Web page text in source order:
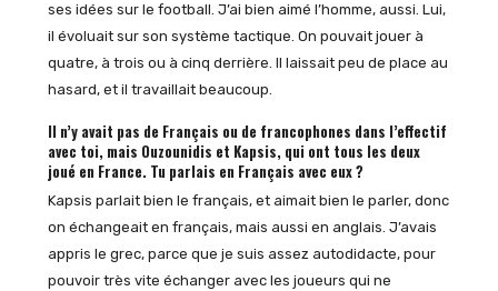
ses idées sur le football. J’ai bien aimé l’homme, aussi. Lui,
il évoluait sur son système tactique. On pouvait jouer à
quatre, à trois ou à cinq derrière. Il laissait peu de place au
hasard, et il travaillait beaucoup.
Il n’y avait pas de Français ou de francophones dans l’effectif
avec toi, mais Ouzounidis et Kapsis, qui ont tous les deux
joué en France. Tu parlais en Français avec eux ?
Kapsis parlait bien le français, et aimait bien le parler, donc
on échangeait en français, mais aussi en anglais. J’avais
appris le grec, parce que je suis assez autodidacte, pour
pouvoir très vite échanger avec les joueurs qui ne